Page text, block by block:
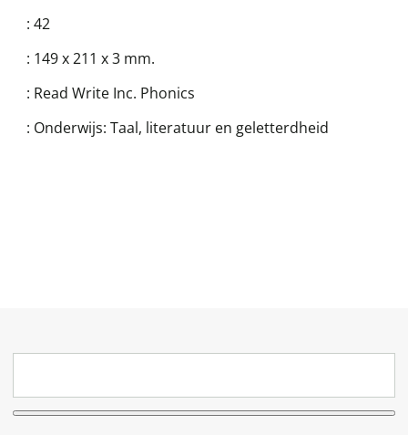
: 42
: 149 x 211 x 3 mm.
: Read Write Inc. Phonics
: Onderwijs: Taal, literatuur en geletterdheid